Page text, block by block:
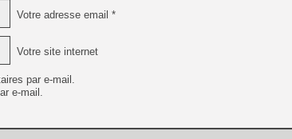
Votre adresse email *
Votre site internet
par e-mail.
e-mail.